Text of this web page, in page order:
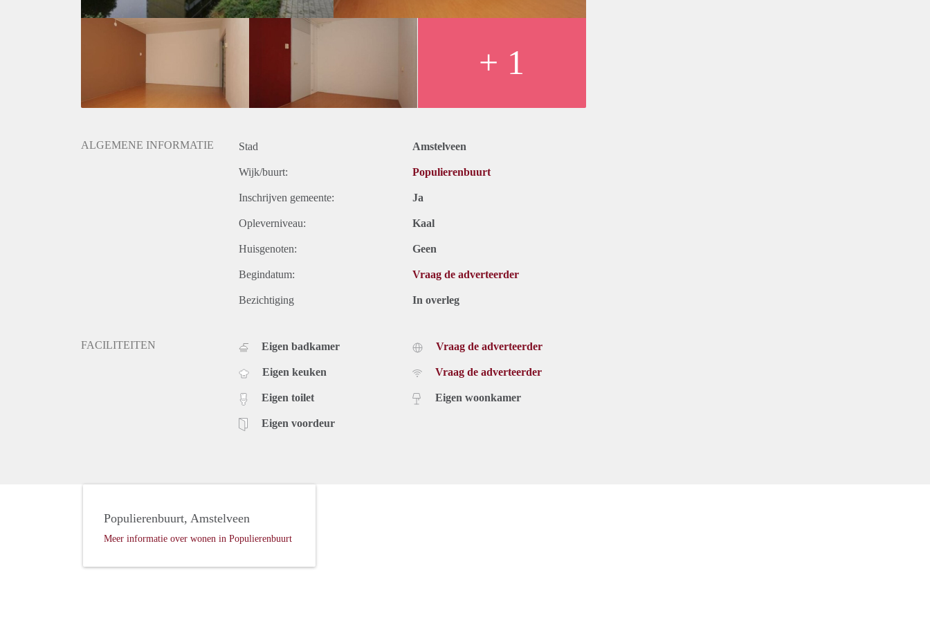
+ 1
ALGEMENE INFORMATIE Stad Amstelveen
Wijk/buurt: Populierenbuurt
Inschrijven gemeente: Ja
Opleverniveau: Kaal
Huisgenoten: Geen
Begindatum: Vraag de adverteerder
Bezichtiging In overleg
FACILITEITEN Eigen badkamer
Eigen keuken
Eigen toilet
Eigen voordeur
Vraag de adverteerder
Vraag de adverteerder
Eigen woonkamer
Populierenbuurt, Amstelveen
Meer informatie over wonen in Populierenbuurt